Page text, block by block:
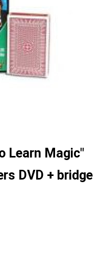
Learn Magic"
DVD + bridge